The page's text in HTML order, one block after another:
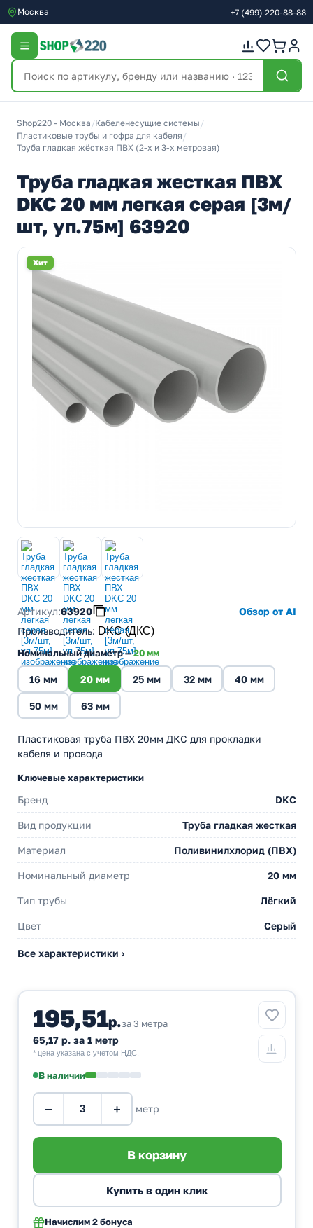
Москва +7 (499) 220-88-88
Shop220 - Москва /Кабеленесущие системы /
Пластиковые трубы и гофра для кабеля /
Труба гладкая жёсткая ПВХ (2-х и 3-х метровая)
Труба гладкая жесткая ПВХ
DKC 20 мм легкая серая [3м/
шт, уп.75м] 63920
Хит
Артикул:63920
Обзор от AI
Производитель: DKC (ДКС)
Номинальный диаметр —20 мм
16 мм 20 мм 25 мм 32 мм 40 мм
50 мм 63 мм
Пластиковая труба ПВХ 20мм ДКС для прокладки
кабеля и провода
Ключевые характеристики
Бренд DKC
Вид продукции Труба гладкая жесткая
Материал Поливинилхлорид (ПВХ)
Номинальный диаметр 20 мм
Тип трубы Лёгкий
Цвет Серый
Все характеристики ›
195,51р.за 3 метра
65,17 р. за 1 метр
* цена указана с учетом НДС.
В наличии
− + метр
Начислим 2 бонуса